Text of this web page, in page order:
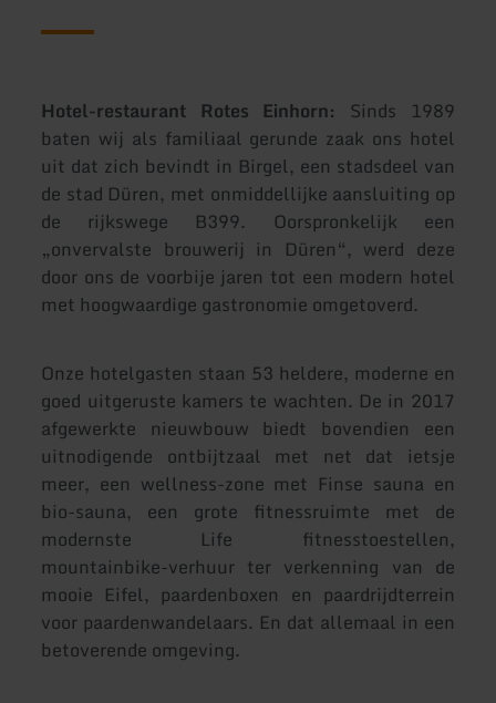
Hotel-restaurant Rotes Einhorn: Sinds 1989
baten wij als familiaal gerunde zaak ons hotel
uit dat zich bevindt in Birgel, een stadsdeel van
de stad Düren, met onmiddellijke aansluiting op
de rijkswege B399. Oorspronkelijk een
„onvervalste brouwerij in Düren“, werd deze
door ons de voorbije jaren tot een modern hotel
met hoogwaardige gastronomie omgetoverd.
Onze hotelgasten staan 53 heldere, moderne en
goed uitgeruste kamers te wachten. De in 2017
afgewerkte nieuwbouw biedt bovendien een
uitnodigende ontbijtzaal met net dat ietsje
meer, een wellness-zone met Finse sauna en
bio-sauna, een grote fitnessruimte met de
modernste Life fitnesstoestellen,
mountainbike-verhuur ter verkenning van de
mooie Eifel, paardenboxen en paardrijdterrein
voor paardenwandelaars. En dat allemaal in een
betoverende omgeving.